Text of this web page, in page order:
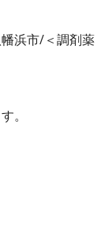
浜市/＜調剤薬
。